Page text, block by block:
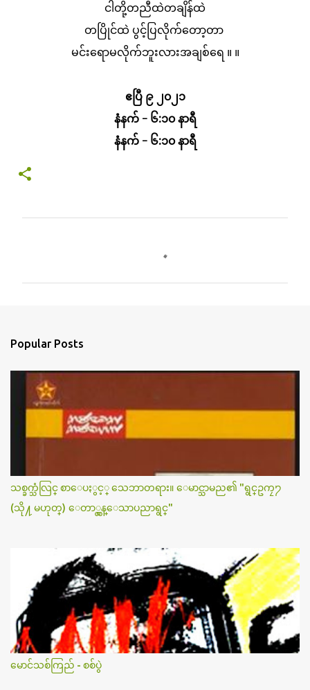
ငါတို့တညီထဲတချိန်ထဲ
တပြိုင်ထဲ ပွင့်ပြလိုက်တော့တာ
မင်းရောမလိုက်ဘူးလားအချစ်ရေ ။ ။
ဧပြီ ၉ ၂၀၂၁
နံနက် - ၆:၁၀ နာရီ
နံနက် - ၆:၁၀ နာရီ
s
Popular Posts
သစ္ခက္သံလြင္ စာေပႏွင့္ သေဘာတရား။ ေမာင္သာမည၏ "ရွင္ဥကၠ႒
(သို႔ မဟုတ္) ေတာ္လွန္ေသာပညာရွင္"
မောင်သစ်ကြည် - စစ်ပွဲ